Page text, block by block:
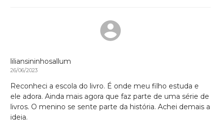
liliansininhosallum
26/06/2023
Reconheci a escola do livro. É onde meu filho estuda e
ele adora. Ainda mais agora que faz parte de uma série de
livros. O menino se sente parte da história. Achei demais a
ideia.